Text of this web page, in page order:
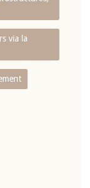
via la